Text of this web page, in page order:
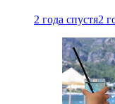
2 года спустя2